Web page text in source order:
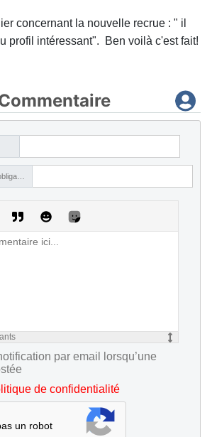
concernant la nouvelle recrue : " il
profil intéressant". Ben voilà c'est fait!
par email lorsqu’une
de confidentialité
un robot